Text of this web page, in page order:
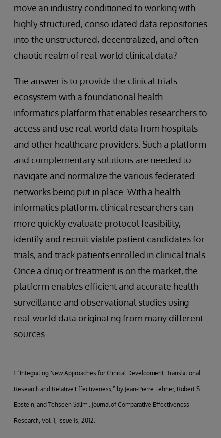
move an industry conditioned to working with
highly structured, consolidated data repositories
into the unstructured, decentralized, and often
chaotic realm of real-world clinical data?
The answer is to provide the clinical trials
ecosystem with a foundational health
informatics platform that enables researchers to
access and use real-world data from hospitals
and other healthcare providers. Such a platform
and complementary solutions are needed to
navigate and normalize the various federated
networks being put in place. With a health
informatics platform, clinical researchers can
more quickly evaluate protocol feasibility,
identify and recruit viable patient candidates for
trials, and track patients enrolled in clinical trials.
Once a drug or treatment is on the market, the
platform enables efficient and accurate health
surveillance and observational studies using
real-world data originating from many different
sources.
1 “Integrating New Approaches for Clinical Development: Translational
Research and Relative Effectiveness,” by Jean-Pierre Lehner, Robert S.
Epstein, and Tehseen Salimi. Journal of Comparative Effectiveness
Research, Vol. 1, Issue 1s, 2012.